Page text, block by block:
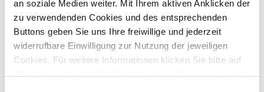
an soziale Medien weiter. Mit Ihrem aktiven Anklicken der
zu verwendenden Cookies und des entsprechenden
Buttons geben Sie uns Ihre freiwillige und jederzeit
widerrufbare Einwilligung zur Nutzung der jeweiligen
Cookies. Für weitere Informationen klicken Sie bitte auf
"Details anzeigen". Die Möglichkeit zur Änderung besteht
Anbieter: